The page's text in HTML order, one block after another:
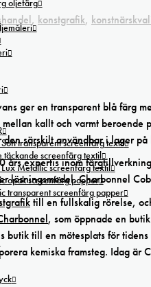
oljefärg
transparent screenfärg textil
täckande screenfärg textil
Metallic screenfärg textil
opak screenfärg papper
transparent screenfärg papper
, konstgrafik,
ger en transparent blå färg
kallt och varmt beroende
särskilt användbar i lager
års expertis inom
lösningsmedel. Charbonnel
till en fullskalig rörelse,
, som öppnade en
till en mötesplats för
kemiska framsteg. Idag är